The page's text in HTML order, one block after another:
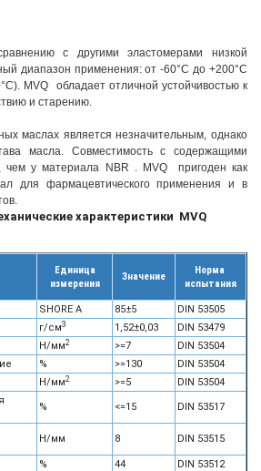
с другими эластомерами низкой
диапазон применения: от -60°С до +200°С
MVQ обладает отличной устойчивостью к
и старению.
маслах является незначительным, однако
масла. Совместимость с содержащими
чем у материала NBR . MVQ пригоден как
для фармацевтического применения и в
характеристики MVQ
Единица
измерения
Значение
Норма
испытания
SHORE A 85±5
DIN 53505
г/см3 1,52±0,03
DIN 53479
Н/мм2 >=7
DIN 53504
% >=130
DIN 53504
Н/мм2 >=5
DIN 53504
% <=15 DIN 53517
Н/мм 8 DIN 53515
% 44
DIN 53512